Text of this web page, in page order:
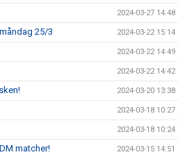
2024-03-27 14:48
25/3 2024-03-22 15:14
2024-03-22 14:49
2024-03-22 14:42
2024-03-20 13:38
2024-03-18 10:27
2024-03-18 10:24
matcher! 2024-03-15 14:51